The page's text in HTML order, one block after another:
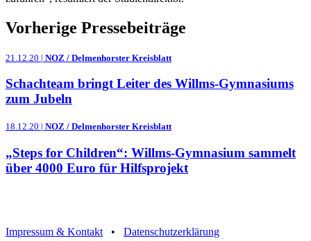
Vorherige Pressebeiträge
21.12.20 | NOZ / Delmenhorster Kreisblatt
Schachteam bringt Leiter des Willms-Gymnasiums
zum Jubeln
18.12.20 | NOZ / Delmenhorster Kreisblatt
„Steps for Children“: Willms-Gymnasium sammelt
über 4000 Euro für Hilfsprojekt
Impressum & Kontakt • Datenschutzerklärung